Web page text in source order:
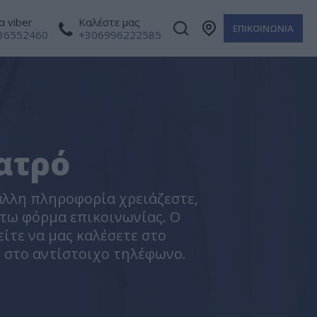
viber
Καλέστε μας
+306996222585
ΕΠΙΚΟΙΝΩΝΙΑ
πληροφορία χρειάζεστε,
φόρμα επικοινωνίας. Ο
να μας καλέσετε στο
αντίστοιχο τηλέφωνο.